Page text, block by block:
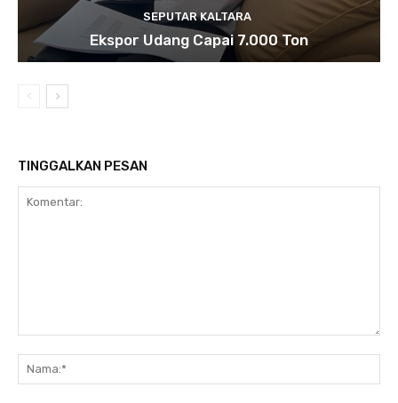
SEPUTAR KALTARA
Ekspor Udang Capai 7.000 Ton
TINGGALKAN PESAN